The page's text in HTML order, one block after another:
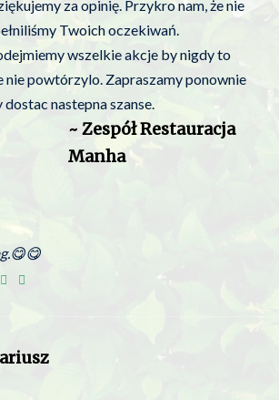
za opinię. Przykro nam, że nie
Twoich oczekiwań.
wszelkie akcje by nigdy to
nie powtórzylo. Zapraszamy ponownie
dostac nastepna szanse.
~ Zespół Restauracja
Manha